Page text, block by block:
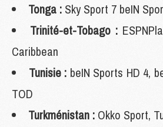
Tonga : Sky Sport 7 beIN
Trinité-et-Tobago :
Caribbean
Tunisie : beIN Sports HD 4,
TOD
Turkménistan : Okko Sport,